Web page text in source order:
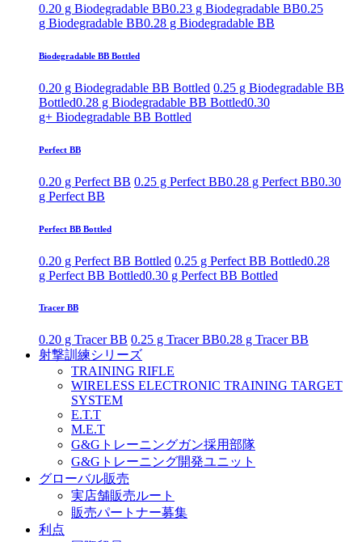
0.20 g Biodegradable BB0.23 g Biodegradable BB0.25
g Biodegradable BB0.28 g Biodegradable BB
Biodegradable BB Bottled
0.20 g Biodegradable BB Bottled 0.25 g Biodegradable BB
Bottled0.28 g Biodegradable BB Bottled0.30
g+ Biodegradable BB Bottled
Perfect BB
0.20 g Perfect BB 0.25 g Perfect BB0.28 g Perfect BB0.30
g Perfect BB
Perfect BB Bottled
0.20 g Perfect BB Bottled 0.25 g Perfect BB Bottled0.28
g Perfect BB Bottled0.30 g Perfect BB Bottled
Tracer BB
0.20 g Tracer BB 0.25 g Tracer BB0.28 g Tracer BB
射撃訓練シリーズ
TRAINING RIFLE
WIRELESS ELECTRONIC TRAINING TARGET
SYSTEM
E.T.T
M.E.T
G&Gトレーニングガン採用部隊
G&Gトレーニング開発ユニット
グローバル販売
実店舗販売ルート
販売パートナー募集
利点